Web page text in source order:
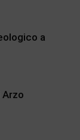
a
Arzo